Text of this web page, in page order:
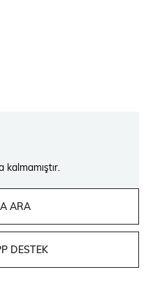
kalmamıştır.
ARA
DESTEK